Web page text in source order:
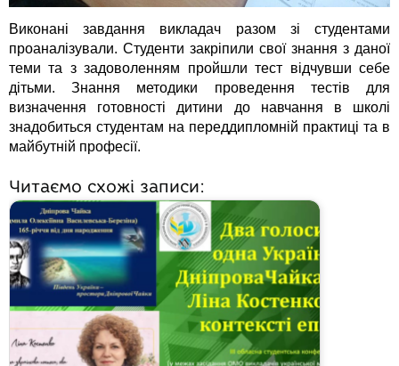
Виконані завдання викладач разом зі студентами
проаналізували. Студенти закріпили свої знання з даної
теми та з задоволенням пройшли тест відчувши себе
дітьми. Знання методики проведення тестів для
визначення готовності дитини до навчання в школі
знадобиться студентам на переддипломній практиці та в
майбутній професії.
Читаємо схожі записи: